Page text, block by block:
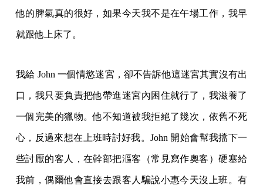
他的脾氣真的很好，如果今天我不是在午場工作，我早
就跟他上床了。
我給 John 一個情慾迷宮，卻不告訴他這迷宮其實沒有出
口，我只要負責把他帶進迷宮內困住就行了，我滋養了
一個完美的獵物。他不知道被我拒絕了幾次，依舊不死
心，反過來想在上班時討好我。John 開始會幫我擋下一
些討厭的客人，在幹部把漚客（常見寫作奧客）硬塞給
我前，偶爾他會直接去跟客人騙說小惠今天沒上班。有